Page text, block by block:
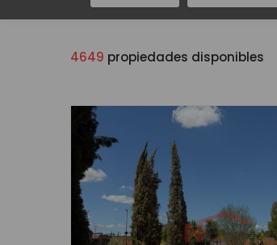
4649 propiedades disponibles